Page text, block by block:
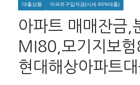
대출상품 아파트구입자금(시세 80%대출)
아파트 매매잔금,
MI80,모기지보
현대해상아파트